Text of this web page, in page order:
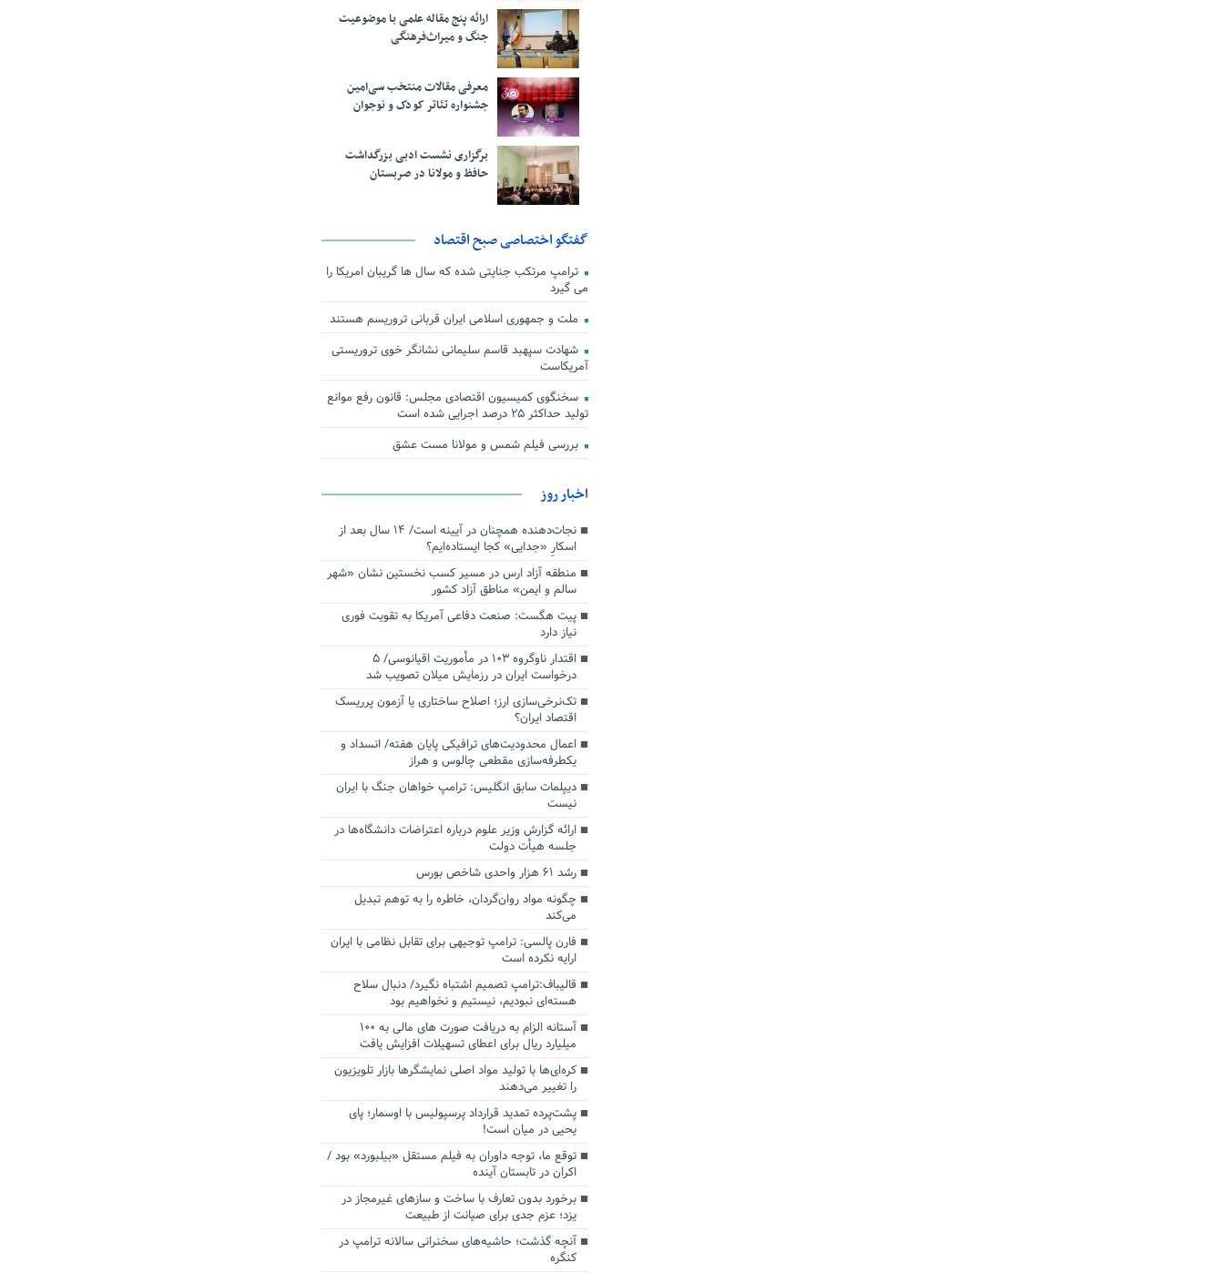
ارائه پنج مقاله علمی با موضوعیت
جنگ و میراث‌فرهنگی
معرفی مقالات منتخب سی‌امین
جشنواره تئاتر کودک و نوجوان
برگزاری نشست ادبی بزرگداشت
حافظ و مولانا در صربستان
گفتگو اختصاصی صبح اقتصاد
ترامپ مرتکب جنایتی شده که سال ها گریبان امریکا را
می گیرد
ملت و جمهوری اسلامی ایران قربانی تروریسم هستند
شهادت سپهبد قاسم سلیمانی نشانگر خوی تروریستی
آمریکاست
سخنگوی کمیسیون اقتصادی مجلس: قانون رفع موانع
تولید حداکثر ۲۵ درصد اجرایی شده است
بررسی فیلم شمس و مولانا مست عشق
اخبار روز
نجات‌دهنده‌ همچنان در آیینه است/ ۱۴ سال بعد از
اسکارِ «جدایی» کجا ایستاده‌ایم؟
منطقه آزاد ارس در مسیر کسب نخستین نشان «شهر
سالم و ایمن» مناطق آزاد کشور
پیت هگست: صنعت دفاعی آمریکا به تقویت فوری
نیاز دارد
اقتدار ناوگروه ۱۰۳ در مأموریت‌ اقیانوسی/ ۵
درخواست ایران در رزمایش میلان تصویب شد
تک‌نرخی‌سازی ارز؛ اصلاح ساختاری یا آزمون پرریسک
اقتصاد ایران؟
اعمال محدودیت‌های ترافیکی پایان هفته/ انسداد و
یکطرفه‌سازی مقطعی چالوس و هراز
دیپلمات سابق انگلیس:‌ ترامپ خواهان جنگ با ایران
نیست
ارائه گزارش وزیر علوم درباره اعتراضات دانشگاه‌ها در
جلسه هیأت دولت
رشد ۶۱ هزار واحدی شاخص بورس
چگونه مواد روان‌گردان، خاطره را به توهم تبدیل
می‌کند
فارن پالسی: ترامپ توجیهی برای تقابل نظامی با ایران
ارایه نکرده است
قالیباف:ترامپ تصمیم اشتباه نگیرد/ دنبال سلاح
هسته‌ای نبودیم، نیستیم و نخواهیم بود
آستانه الزام به دریافت صورت های مالی به ۱۰۰
میلیارد ریال برای اعطای تسهیلات افزایش یافت
کره‌ای‌ها با تولید مواد اصلی نمایشگرها بازار تلویزیون
را تغییر می‌دهند
پشت‌پرده تمدید قرارداد پرسپولیس با اوسمار؛ پای
یحیی در میان است!
توقع ما، توجه داوران به فیلم مستقل «بیلبورد» بود /
اکران در تابستان آینده
برخورد بدون تعارف با ساخت‌ و سازهای غیرمجاز در
یزد؛ عزم جدی برای صیانت از طبیعت
آنچه گذشت؛ حاشیه‌های سخنرانی سالانه ترامپ در
کنگره